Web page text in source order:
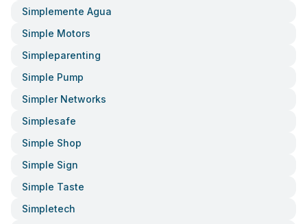
Simplemente Agua
Simple Motors
Simpleparenting
Simple Pump
Simpler Networks
Simplesafe
Simple Shop
Simple Sign
Simple Taste
Simpletech